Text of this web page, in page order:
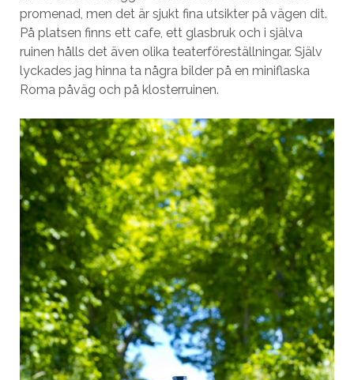
promenad, men det är sjukt fina utsikter på vägen dit.
På platsen finns ett cafe, ett glasbruk och i själva
ruinen hålls det även olika teaterföreställningar. Själv
lyckades jag hinna ta några bilder på en miniflaska
Roma påväg och på klosterruinen.